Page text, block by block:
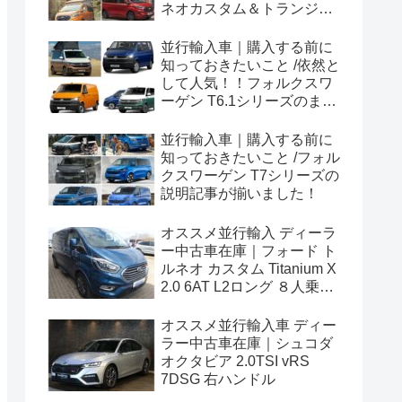
ネオカスタム＆トランジッ
め！
並行輸入車｜購入する前に
知っておきたいこと /依然と
して人気！！フォルクスワ
ーゲン T6.1シリーズのまと
並行輸入車｜購入する前に
知っておきたいこと /フォル
クスワーゲン T7シリーズの
説明記事が揃いました！
オススメ並行輸入 ディーラ
ー中古車在庫｜フォード ト
ルネオ カスタム Titanium X
2.0 6AT L2ロング ８人乗り
オススメ並行輸入車 ディー
ラー中古車在庫｜シュコダ
オクタビア 2.0TSI vRS
7DSG 右ハンドル